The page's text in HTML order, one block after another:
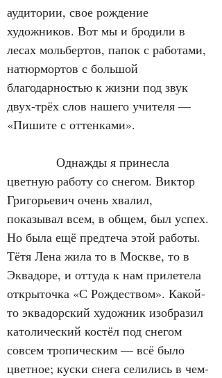
аудитории, свое рождение
художников. Вот мы и бродили в
лесах мольбертов, папок с работами,
натюрмортов с большой
благодарностью к жизни под звук
двух-трёх слов нашего учителя —
«Пишите с оттенками».
Однажды я принесла
цветную работу со снегом. Виктор
Григорьевич очень хвалил,
показывал всем, в общем, был успех.
Но была ещё предтеча этой работы.
Тётя Лена жила то в Москве, то в
Эквадоре, и оттуда к нам прилетела
открыточка «С Рождеством». Какой-
то эквадорский художник изобразил
католический костёл под снегом
совсем тропическим — всё было
цветное; куски снега селились в чем-